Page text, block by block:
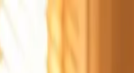
Meniny má Jozefína